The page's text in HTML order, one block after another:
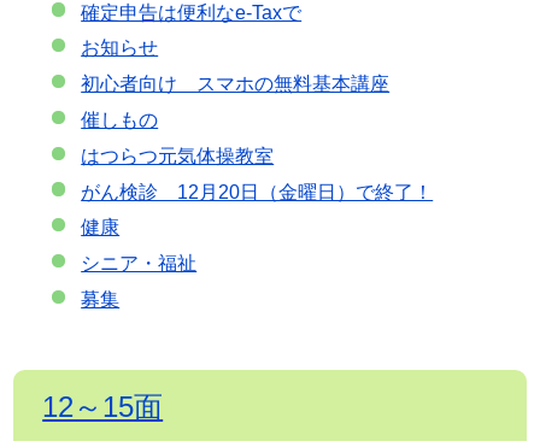
確定申告は便利なe-Taxで
お知らせ
初心者向け スマホの無料基本講座
催しもの
はつらつ元気体操教室
がん検診 12月20日（金曜日）で終了！
健康
シニア・福祉
募集
12～15面